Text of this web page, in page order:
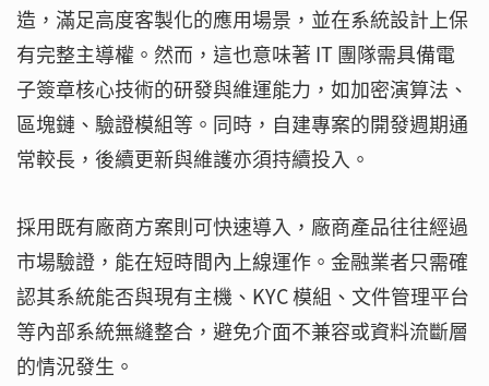
造，滿足高度客製化的應用場景，並在系統設計上保
有完整主導權。然而，這也意味著 IT 團隊需具備電
子簽章核心技術的研發與維運能力，如加密演算法、
區塊鏈、驗證模組等。同時，自建專案的開發週期通
常較長，後續更新與維護亦須持續投入。
採用既有廠商方案則可快速導入，廠商產品往往經過
市場驗證，能在短時間內上線運作。金融業者只需確
認其系統能否與現有主機、KYC 模組、文件管理平台
等內部系統無縫整合，避免介面不兼容或資料流斷層
的情況發生。